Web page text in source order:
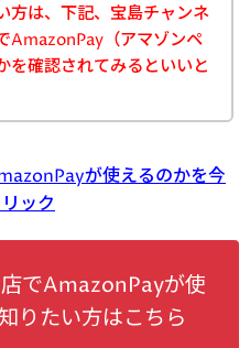
方は、下記、宝島チャンネ
AmazonPay（アマゾンペ
を確認されてみるといいと
が使えるのかを今
ック
でAmazonPayが使
りたい方はこちら